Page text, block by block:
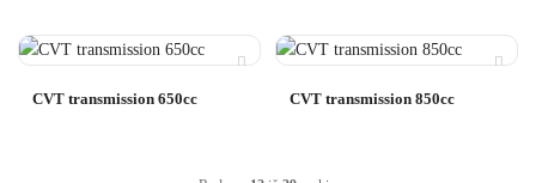
CVT transmission 650cc CVT transmission 850cc